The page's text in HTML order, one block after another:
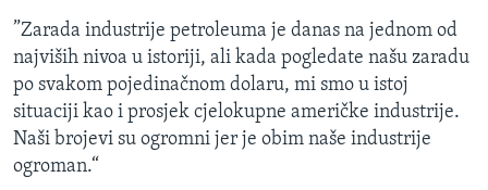
”Zarada industrije petroleuma je danas na jednom od
najviših nivoa u istoriji, ali kada pogledate našu zaradu
po svakom pojedinačnom dolaru, mi smo u istoj
situaciji kao i prosjek cjelokupne američke industrije.
Naši brojevi su ogromni jer je obim naše industrije
ogroman.“